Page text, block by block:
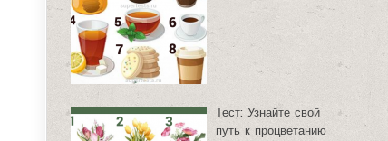
Тест: Узнайте свой
путь к процветанию